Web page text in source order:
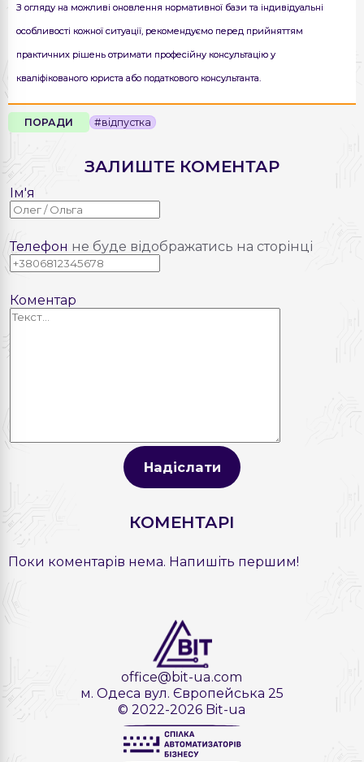
З огляду на можливі оновлення нормативної бази та індивідуальні
особливості кожної ситуації, рекомендуємо перед прийняттям
практичних рішень отримати професійну консультацію у
кваліфікованого юриста або податкового консультанта.
ПОРАДИ #відпустка
ЗАЛИШТЕ КОМЕНТАР
Ім'я
Телефон не буде відображатись на сторінці
Коментар
Надіслати
КОМЕНТАРІ
Поки коментарів нема. Напишіть першим!
office@bit-ua.com
м. Одеса вул. Європейська 25
© 2022-2026 Bit-ua